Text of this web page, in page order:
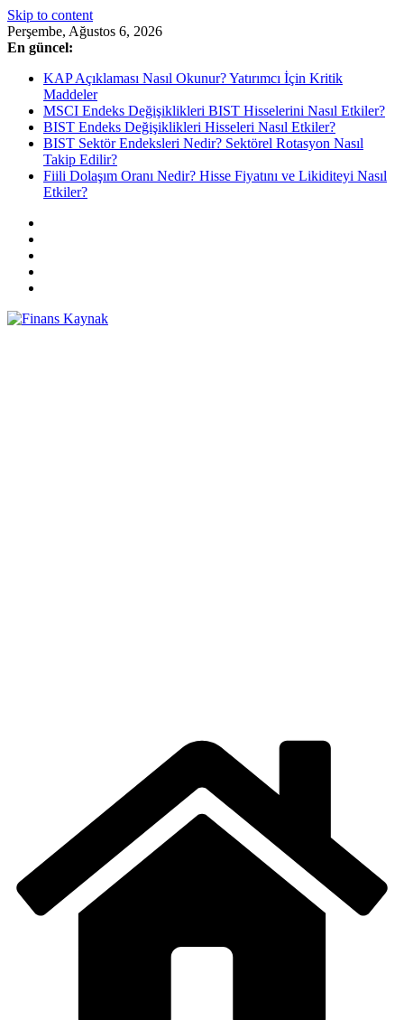
Skip to content
Perşembe, Ağustos 6, 2026
En güncel:
KAP Açıklaması Nasıl Okunur? Yatırımcı İçin Kritik
Maddeler
MSCI Endeks Değişiklikleri BIST Hisselerini Nasıl Etkiler?
BIST Endeks Değişiklikleri Hisseleri Nasıl Etkiler?
BIST Sektör Endeksleri Nedir? Sektörel Rotasyon Nasıl
Takip Edilir?
Fiili Dolaşım Oranı Nedir? Hisse Fiyatını ve Likiditeyi Nasıl
Etkiler?